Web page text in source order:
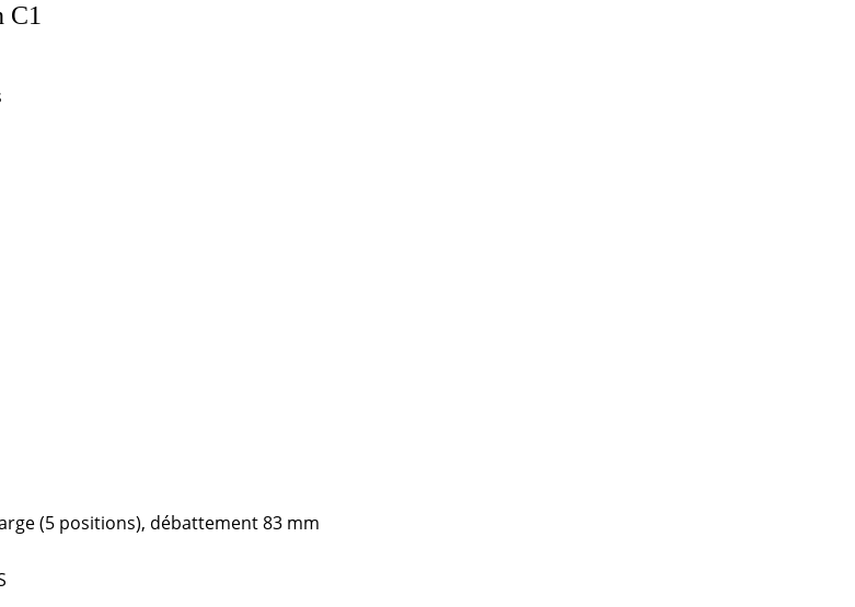
C1
(5 positions), débattement 83 mm